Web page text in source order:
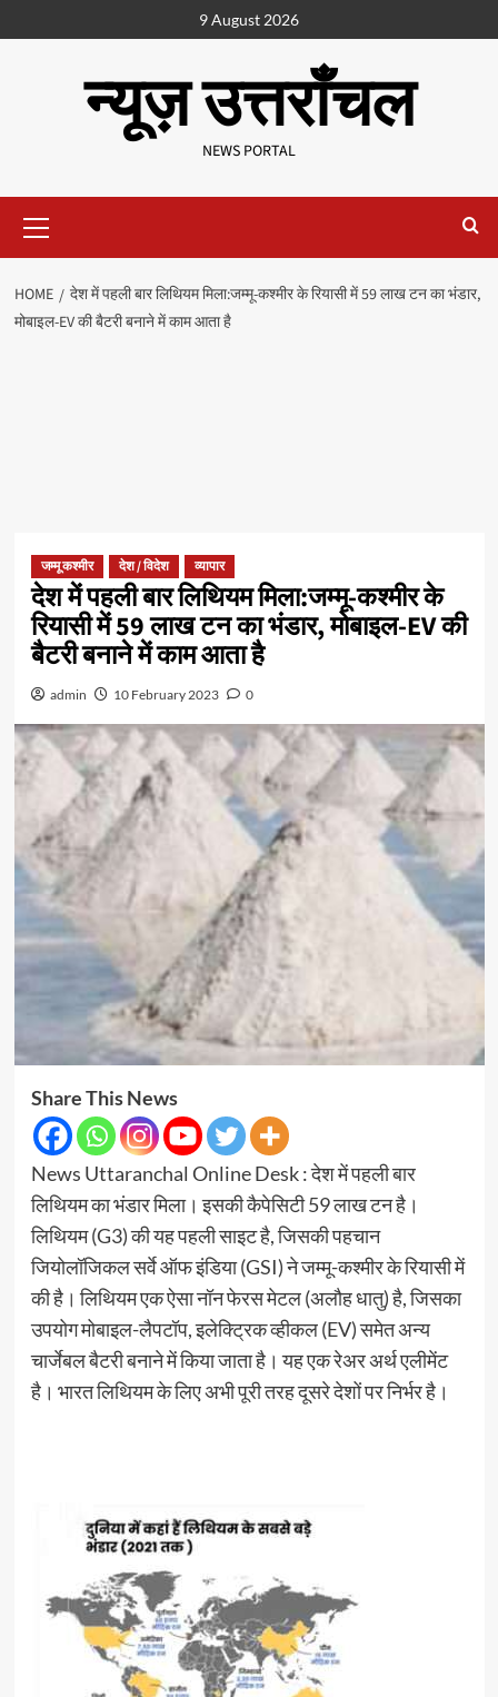
9 August 2026
न्यूज़ उत्तराँचल
NEWS PORTAL
HOME
देश में पहली बार लिथियम मिला:जम्मू-कश्मीर के रियासी में 59 लाख टन का भंडार,
मोबाइल-EV की बैटरी बनाने में काम आता है
जम्मू कश्मीर देश / विदेश व्यापार
देश में पहली बार लिथियम मिला:जम्मू-कश्मीर के
रियासी में 59 लाख टन का भंडार, मोबाइल-EV की
बैटरी बनाने में काम आता है
admin 10 February 2023 0
Share This News
News Uttaranchal Online Desk : देश में पहली बार
लिथियम का भंडार मिला। इसकी कैपेसिटी 59 लाख टन है।
लिथियम (G3) की यह पहली साइट है, जिसकी पहचान
जियोलॉजिकल सर्वे ऑफ इंडिया (GSI) ने जम्मू-कश्मीर के रियासी में
की है। लिथियम एक ऐसा नॉन फेरस मेटल (अलौह धातु) है, जिसका
उपयोग मोबाइल-लैपटॉप, इलेक्ट्रिक व्हीकल (EV) समेत अन्य
चार्जेबल बैटरी बनाने में किया जाता है। यह एक रेअर अर्थ एलीमेंट
है। भारत लिथियम के लिए अभी पूरी तरह दूसरे देशों पर निर्भर है।